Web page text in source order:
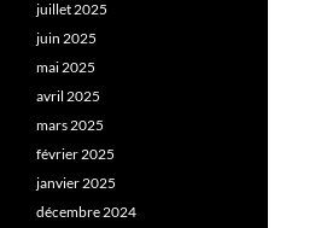
juillet 2025
juin 2025
mai 2025
avril 2025
mars 2025
février 2025
janvier 2025
décembre 2024